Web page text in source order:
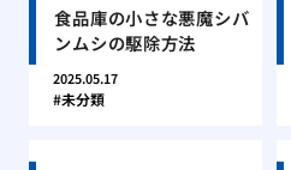
食品庫の小さな悪魔シバ
ンムシの駆除方法
2025.05.17
未分類